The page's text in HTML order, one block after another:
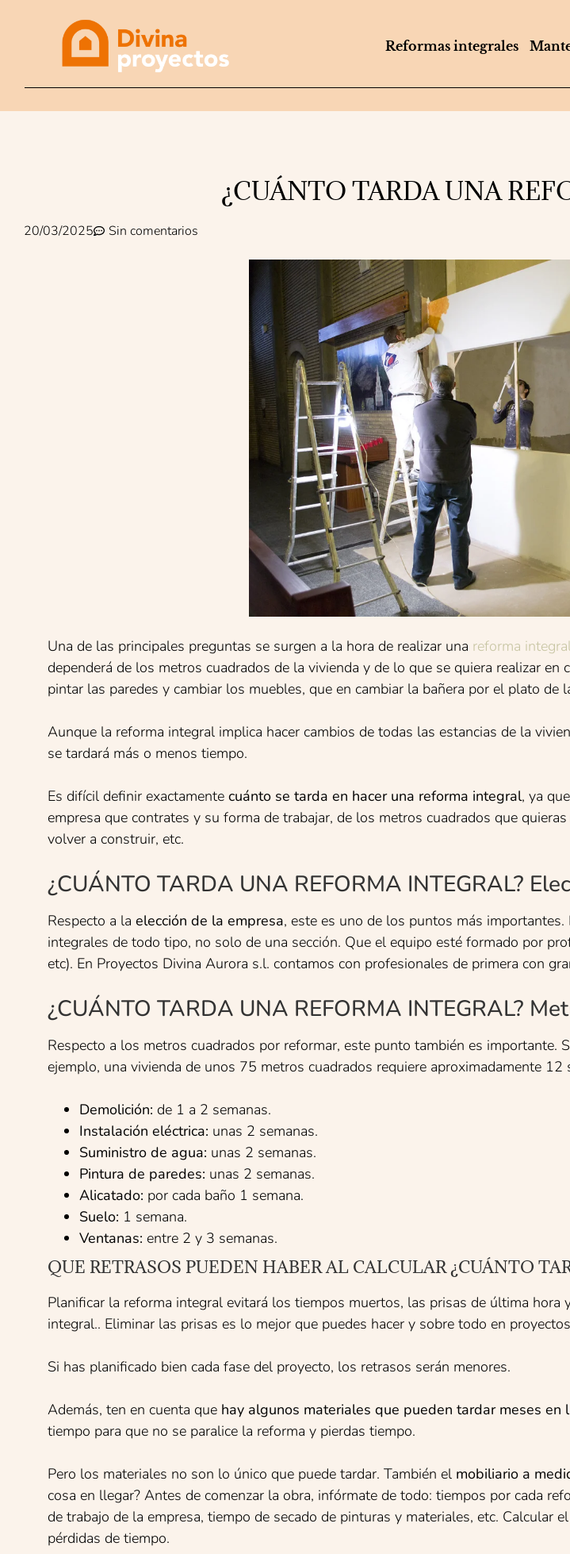
Reformas integrales
¿CUÁNTO TARDA UNA
20/03/2025 Sin comentarios
Una de las principales preguntas se surgen a la hora de realizar una reforma
dependerá de los metros cuadrados de la vivienda y de lo que se quiera realizar
pintar las paredes y cambiar los muebles, que en cambiar la bañera por el plato de
Aunque la reforma integral implica hacer cambios de todas las estancias de la
se tardará más o menos tiempo.
Es difícil definir exactamente cuánto se tarda en hacer una reforma integral, ya
empresa que contrates y su forma de trabajar, de los metros cuadrados que
volver a construir, etc.
¿CUÁNTO TARDA UNA REFORMA INTEGRAL?
Respecto a la elección de la empresa, este es uno de los puntos más
integrales de todo tipo, no solo de una sección. Que el equipo esté formado por
etc). En Proyectos Divina Aurora s.l. contamos con profesionales de primera con
¿CUÁNTO TARDA UNA REFORMA INTEGRAL?
Respecto a los metros cuadrados por reformar, este punto también es importante.
ejemplo, una vivienda de unos 75 metros cuadrados requiere aproximadamente
Demolición: de 1 a 2 semanas.
Instalación eléctrica: unas 2 semanas.
Suministro de agua: unas 2 semanas.
Pintura de paredes: unas 2 semanas.
Alicatado: por cada baño 1 semana.
Suelo: 1 semana.
Ventanas: entre 2 y 3 semanas.
QUE RETRASOS PUEDEN HABER AL CALCULAR ¿CUÁNTO
Planificar la reforma integral evitará los tiempos muertos, las prisas de última
integral.. Eliminar las prisas es lo mejor que puedes hacer y sobre todo en
Si has planificado bien cada fase del proyecto, los retrasos serán menores.
Además, ten en cuenta que hay algunos materiales que pueden tardar meses en
tiempo para que no se paralice la reforma y pierdas tiempo.
Pero los materiales no son lo único que puede tardar. También el mobiliario a
cosa en llegar? Antes de comenzar la obra, infórmate de todo: tiempos por cada
de trabajo de la empresa, tiempo de secado de pinturas y materiales, etc. Calcular
pérdidas de tiempo.